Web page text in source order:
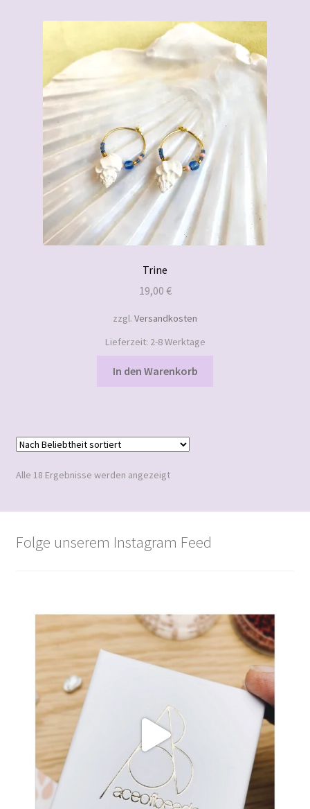
Trine
19,00 €
zzgl. Versandkosten
Lieferzeit: 2-8 Werktage
In den Warenkorb
Alle 18 Ergebnisse werden angezeigtNach
Folge unserem Instagram Feed